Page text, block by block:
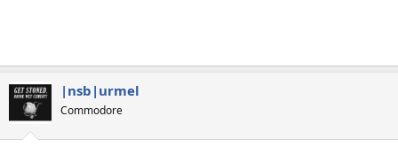
|nsb|urmel
Commodore